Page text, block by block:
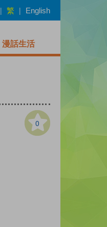
| 繁 | English
漫話生活
0